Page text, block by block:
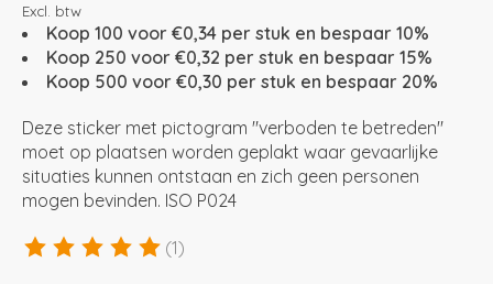
Excl. btw
Koop 100 voor €0,34 per stuk en bespaar 10%
Koop 250 voor €0,32 per stuk en bespaar 15%
Koop 500 voor €0,30 per stuk en bespaar 20%
Deze sticker met pictogram "verboden te betreden"
moet op plaatsen worden geplakt waar gevaarlijke
situaties kunnen ontstaan en zich geen personen
mogen bevinden. ISO P024
De beoordeling van dit product is
(1)